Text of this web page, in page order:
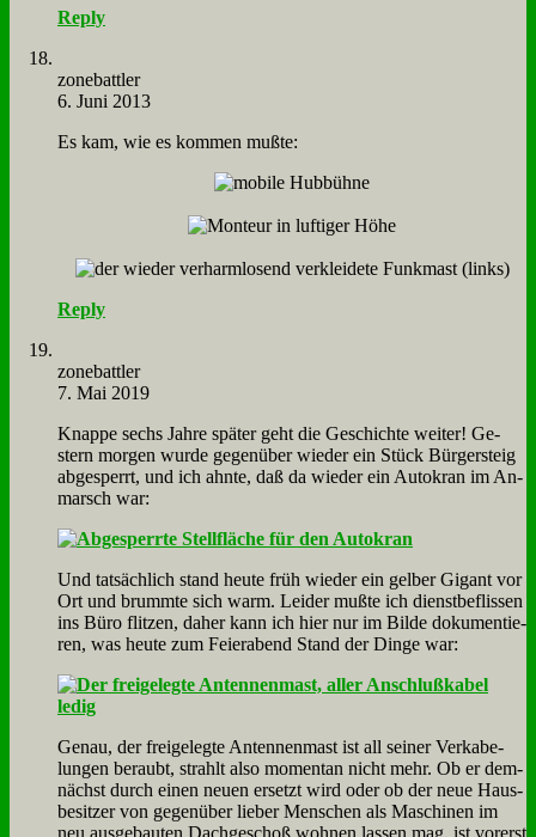
Reply
zone­batt­ler
6. Juni 2013
Es kam, wie es kom­men muß­te:
Reply
zone­batt­ler
7. Mai 2019
Knap­pe sechs Jah­re spä­ter geht die Ge­schich­te wei­ter! Ge­
stern mor­gen wur­de ge­gen­über wie­der ein Stück Bür­ger­steig
ab­ge­sperrt, und ich ahn­te, daß da wie­der ein Au­to­kran im An­
marsch war:
Und tat­säch­lich stand heu­te früh wie­der ein gel­ber Gi­gant vor
Ort und brumm­te sich warm. Lei­der muß­te ich dienst­be­flis­sen
ins Bü­ro flit­zen, da­her kann ich hier nur im Bil­de do­ku­men­tie­
ren, was heu­te zum Fei­er­abend Stand der Din­ge war:
Ge­nau, der frei­ge­leg­te An­ten­nen­mast ist all sei­ner Ver­ka­be­
lun­gen be­raubt, strahlt al­so mo­men­tan nicht mehr. Ob er dem­
nächst durch ei­nen neu­en er­setzt wird oder ob der neue Haus­
be­sit­zer von ge­gen­über lie­ber Men­schen als Ma­schi­nen im